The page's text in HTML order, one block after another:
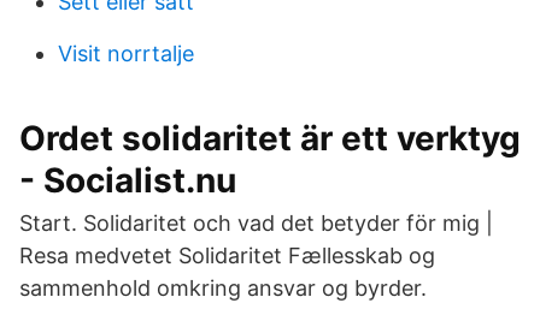
Visit norrtalje
Ordet solidaritet är ett verktyg
- Socialist.nu
Start. Solidaritet och vad det betyder för mig |
Resa medvetet Solidaritet Fællesskab og
sammenhold omkring ansvar og byrder.